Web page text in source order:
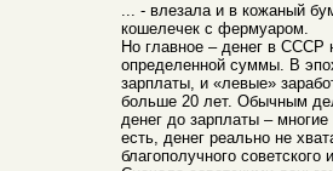
... - влезала и в кожаный
кошелечек с фермуаром.
Но главное – денег в СССР
определенной суммы. В
зарплаты, и «левые»
больше 20 лет. Обычным
денег до зарплаты –
есть, денег реально не
благополучного